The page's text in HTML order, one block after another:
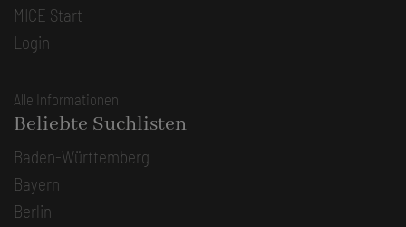
MICE Start
Login
Alle Informationen
Beliebte Suchlisten
Baden-Württemberg
Bayern
Berlin